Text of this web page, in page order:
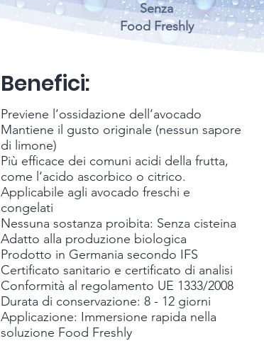
Senza
Food Freshly
Benefici:
Previene l‘ossidazione dell‘avocado
Mantiene il gusto originale (nessun sapore
di limone)
Più efficace dei comuni acidi della frutta,
come l‘acido ascorbico o citrico.
Applicabile agli avocado freschi e
congelati
Nessuna sostanza proibita: Senza cisteina
Adatto alla produzione biologica
Prodotto in Germania secondo IFS
Certificato sanitario e certificato di analisi
Conformità al regolamento UE 1333/2008
Durata di conservazione: 8 - 12 giorni
Applicazione: Immersione rapida nella
soluzione Food Freshly